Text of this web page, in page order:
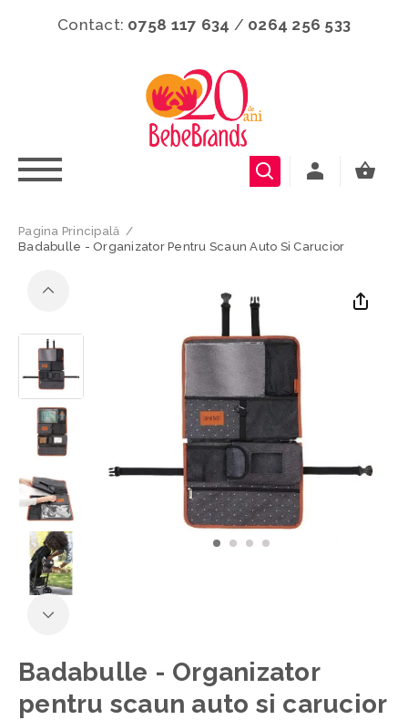
Contact: 0758 117 634 / 0264 256 533
Pagina Principală /
Badabulle - Organizator Pentru Scaun Auto Si Carucior
Badabulle - Organizator
pentru scaun auto si carucior